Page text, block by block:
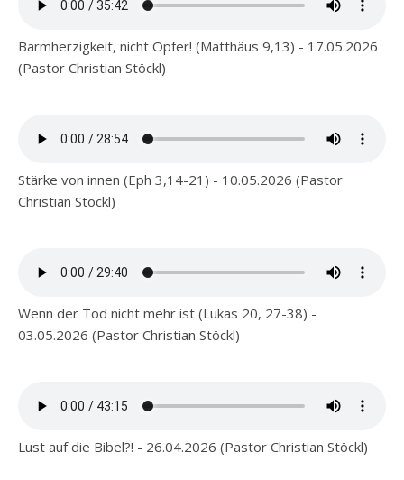
Barmherzigkeit, nicht Opfer! (Matthäus 9,13) - 17.05.2026
(Pastor Christian Stöckl)
Stärke von innen (Eph 3,14-21) - 10.05.2026 (Pastor
Christian Stöckl)
Wenn der Tod nicht mehr ist (Lukas 20, 27-38) -
03.05.2026 (Pastor Christian Stöckl)
Lust auf die Bibel?! - 26.04.2026 (Pastor Christian Stöckl)